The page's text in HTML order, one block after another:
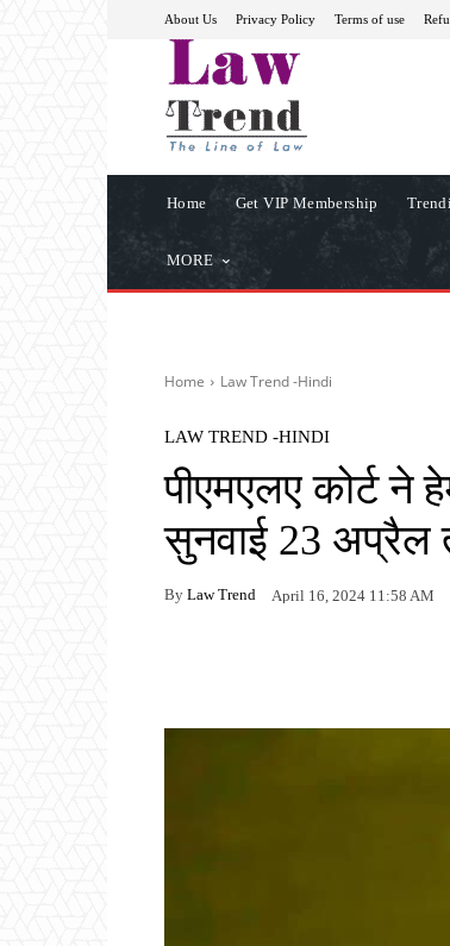
About Us Privacy Policy Terms of use
Home Get VIP Membership
MORE
Home Law Trend -Hindi
LAW TREND -HINDI
पीएमएलए कोर्ट ने
सुनवाई 23 अप्रैल
By Law Trend April 16, 2024 11:58 AM